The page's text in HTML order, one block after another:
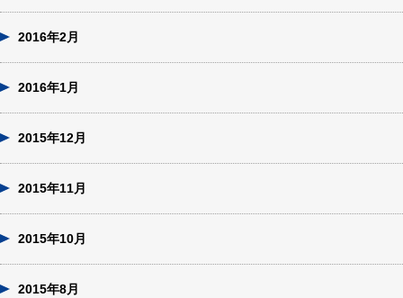
2016年2月
2016年1月
2015年12月
2015年11月
2015年10月
2015年8月